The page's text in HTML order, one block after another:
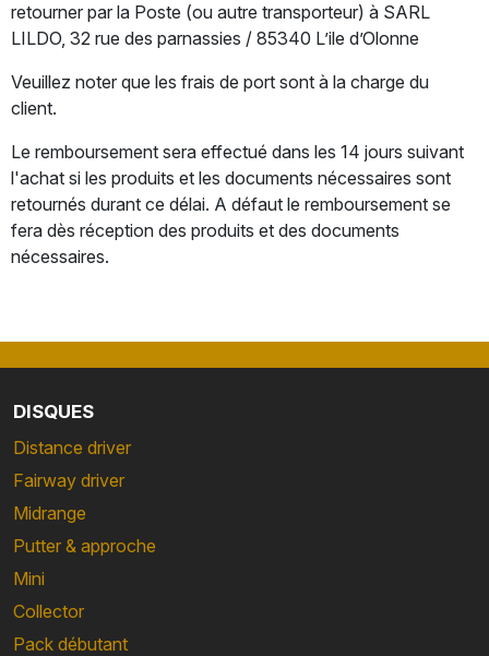
retourner par la Poste (ou autre transporteur) à SARL
LILDO, 32 rue des parnassies / 85340 L’ile d’Olonne
Veuillez noter que les frais de port sont à la charge du
client.
Le remboursement sera effectué dans les 14 jours suivant
l'achat si les produits et les documents nécessaires sont
retournés durant ce délai. A défaut le remboursement se
fera dès réception des produits et des documents
nécessaires.
DISQUES
Distance driver
Fairway driver
Midrange
Putter & approche
Mini
Collector
Pack débutant